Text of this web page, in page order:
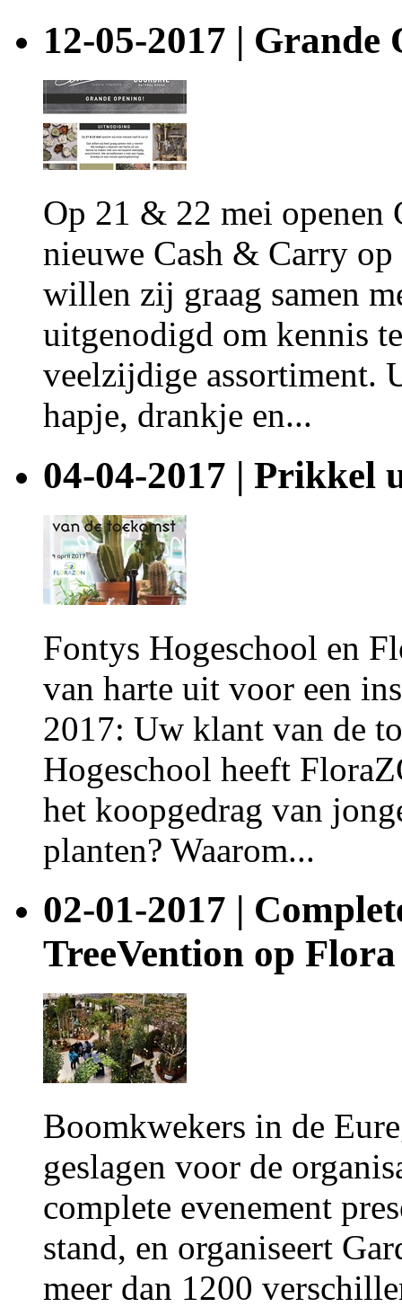
12-05-2017 | Grande
Op 21 & 22 mei openen
nieuwe Cash & Carry
willen zij graag samen
uitgenodigd om kennis
veelzijdige assortiment.
hapje, drankje en...
04-04-2017 | Prikkel
Fontys Hogeschool en
van harte uit voor een
2017: Uw klant van de
Hogeschool heeft
het koopgedrag van
planten? Waarom...
02-01-2017 |
TreeVention op
Boomkwekers in de
geslagen voor de
complete evenement
stand, en organiseert
meer dan 1200